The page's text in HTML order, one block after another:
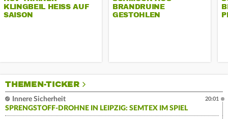
KLINGBEIL HEISS AUF S
AISON
BRANDRUINE
GESTOHLEN
THEMEN-TICKER
Innere Sicherheit
SPRENGSTOFF-DROHNE IN LEIPZIG: SEMTEX IM SPIEL
20:01